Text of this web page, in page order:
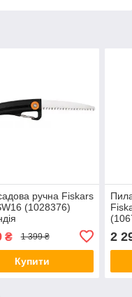
ручна Fiskars
(1028376)
₴ 1 399 ₴
Купити
2